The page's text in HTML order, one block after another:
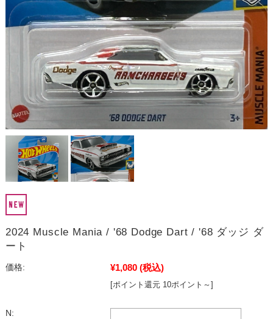
2024 Muscle Mania / '68 Dodge Dart / '68 ダッジ ダ
ート
価格: ¥1,080 (税込)
[ポイント還元 10ポイント～]
N: